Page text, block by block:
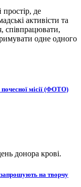
де
активісти та
співпрацювати,
одне одного
місії (ФОТО)
донора крові.
запрошують на творчу